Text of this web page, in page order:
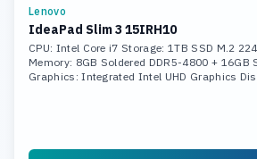
Lenovo
IdeaPad Slim 3 15IRH10
CPU: Intel Core i7 Storage: 1TB SSD M.2
Memory: 8GB Soldered DDR5-4800 + 16GB
Graphics: Integrated Intel UHD Graphics